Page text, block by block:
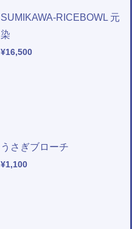
SUMIKAWA-RICEBOWL 元
染
¥16,500
うさぎブローチ
¥1,100